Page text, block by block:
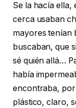
Se la hacía ella,
cerca usaban
mayores tenían
buscaban, que
sé quién allá…
había
encontraba,
plástico, claro,